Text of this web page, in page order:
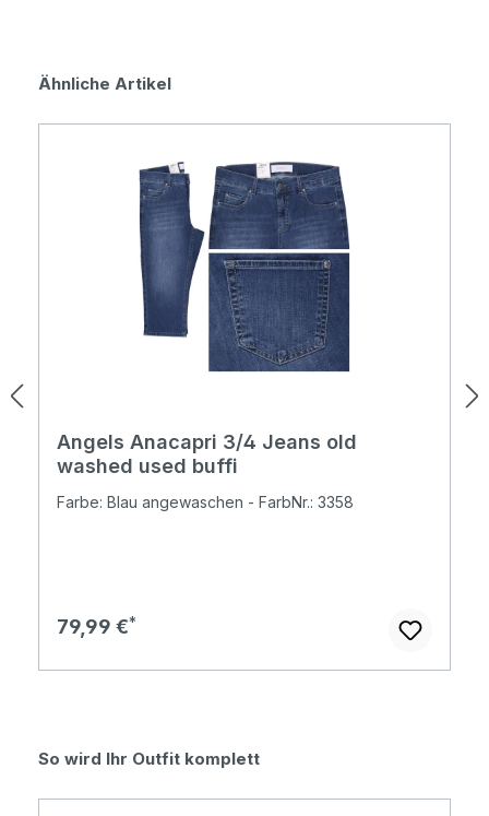
Produktgalerie überspringen
Ähnliche Artikel
Angels Anacapri 3/4 Jeans old
washed used buffi
Farbe: Blau angewaschen - FarbNr.: 3358
Regulärer Preis:
79,99 €
Produktgalerie überspringen
So wird Ihr Outfit komplett